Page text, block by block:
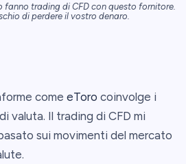
trading di CFD con questo fornitore.
di perdere il vostro denaro.
come eToro coinvolge i
valuta. Il trading di CFD mi
sui movimenti del mercato